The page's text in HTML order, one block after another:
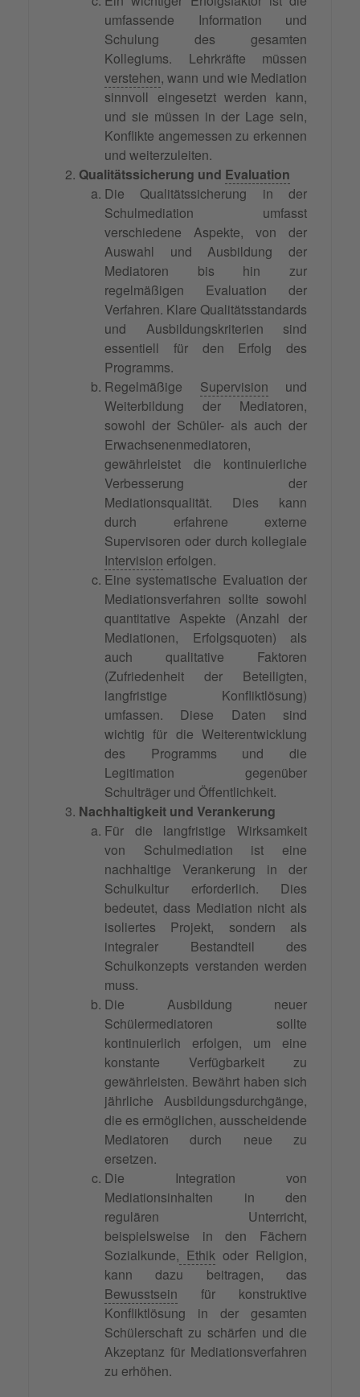
umfassende Information und
Schulung des gesamten
Kollegiums. Lehrkräfte müssen
verstehen, wann und wie Mediation
sinnvoll eingesetzt werden kann,
und sie müssen in der Lage sein,
Konflikte angemessen zu erkennen
und weiterzuleiten.
Qualitätssicherung und Evaluation
Die Qualitätssicherung in der
Schulmediation umfasst
verschiedene Aspekte, von der
Auswahl und Ausbildung der
Mediatoren bis hin zur
regelmäßigen Evaluation der
Verfahren. Klare Qualitätsstandards
und Ausbildungskriterien sind
essentiell für den Erfolg des
Programms.
Regelmäßige Supervision und
Weiterbildung der Mediatoren,
sowohl der Schüler- als auch der
Erwachsenenmediatoren,
gewährleistet die kontinuierliche
Verbesserung der
Mediationsqualität. Dies kann
durch erfahrene externe
Supervisoren oder durch kollegiale
Intervision erfolgen.
Eine systematische Evaluation der
Mediationsverfahren sollte sowohl
quantitative Aspekte (Anzahl der
Mediationen, Erfolgsquoten) als
auch qualitative Faktoren
(Zufriedenheit der Beteiligten,
langfristige Konfliktlösung)
umfassen. Diese Daten sind
wichtig für die Weiterentwicklung
des Programms und die
Legitimation gegenüber
Schulträger und Öffentlichkeit.
Nachhaltigkeit und Verankerung
Für die langfristige Wirksamkeit
von Schulmediation ist eine
nachhaltige Verankerung in der
Schulkultur erforderlich. Dies
bedeutet, dass Mediation nicht als
isoliertes Projekt, sondern als
integraler Bestandteil des
Schulkonzepts verstanden werden
muss.
Die Ausbildung neuer
Schülermediatoren sollte
kontinuierlich erfolgen, um eine
konstante Verfügbarkeit zu
gewährleisten. Bewährt haben sich
jährliche Ausbildungsdurchgänge,
die es ermöglichen, ausscheidende
Mediatoren durch neue zu
ersetzen.
Die Integration von
Mediationsinhalten in den
regulären Unterricht,
beispielsweise in den Fächern
Sozialkunde, Ethik oder Religion,
kann dazu beitragen, das
Bewusstsein für konstruktive
Konfliktlösung in der gesamten
Schülerschaft zu schärfen und die
Akzeptanz für Mediationsverfahren
zu erhöhen.